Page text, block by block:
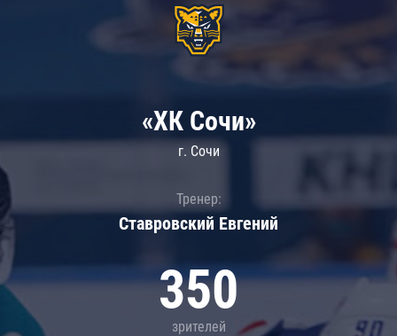
«ХК Сочи»
г. Сочи
Тренер:
Ставровский Евгений
350
зрителей